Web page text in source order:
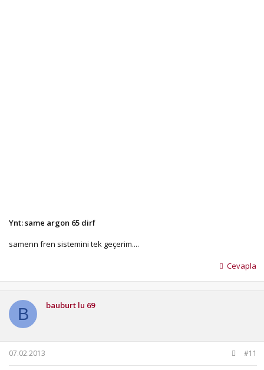
Ynt: same argon 65 dirf
samenn fren sistemini tek geçerim....
Cevapla
B bauburt lu 69
07.02.2013 #11